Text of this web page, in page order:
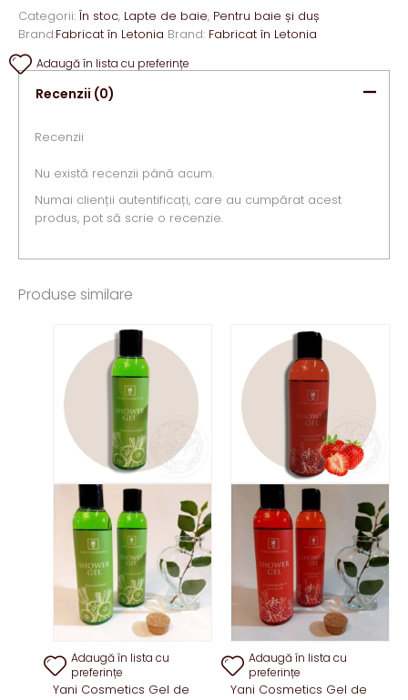
Categorii: În stoc, Lapte de baie, Pentru baie și duș
Brand:Fabricat în Letonia Brand: Fabricat în Letonia
Adaugă în lista cu preferințe
Recenzii (0)
Recenzii
Nu există recenzii până acum.
Numai clienții autentificați, care au cumpărat acest
produs, pot să scrie o recenzie.
Produse similare
Adaugă în lista cu
preferințe
Yani Cosmetics Gel de
Adaugă în lista cu
preferințe
Yani Cosmetics Gel de